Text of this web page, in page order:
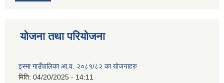
योजना तथा परियोजना
इस्मा गाउँपालिका आ.व. २०८१/८२ का योजनाहरु
मिति: 04/20/2025 - 14:11